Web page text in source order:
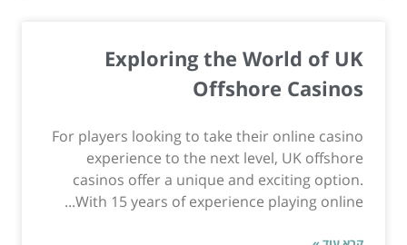
Exploring the World of UK
Offshore Casinos
For players looking to take their online casino
experience to the next level, UK offshore
casinos offer a unique and exciting option.
With 15 years of experience playing online...